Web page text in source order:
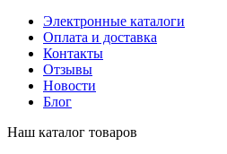
Электронные каталоги
Оплата и доставка
Контакты
Отзывы
Новости
Блог
Наш каталог товаров